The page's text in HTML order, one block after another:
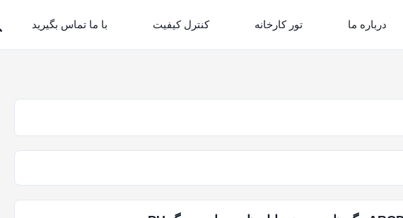
درباره ما تور کارخانه کنترل کیفیت با ما تماس بگیرید